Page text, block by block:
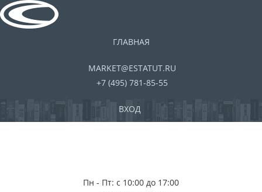
ГЛАВНАЯ
MARKET@ESTATUT.RU
+7 (495) 781-85-55
ВХОД
Пн - Пт: с 10:00 до 17:00